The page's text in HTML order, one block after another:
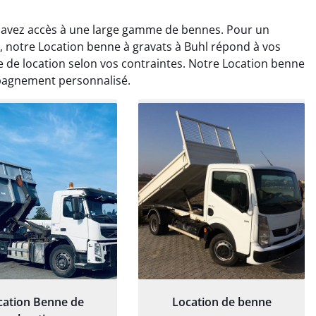
accès à une large gamme de bennes. Pour un
Location benne à gravats à Buhl répond à vos
de location selon vos contraintes. Notre Location benne
personnalisé.
Benne de
Location de benne
Bonnet
21 juin 2024
de terrassement
à Var était
L'équipe a
manière efficace
laissant
impeccable et
notre nouveau
paysager.
Elisa Barreau
6 avril 2025
Parfait pour évacuer les
gravats de mon chantier.
Service rapide et efficace. Je
recommande sans
hésitation.